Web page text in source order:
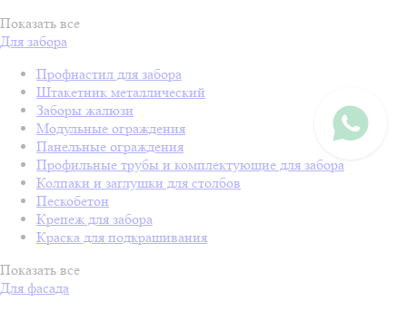
Показать все
Для забора
Профнастил для забора
Штакетник металлический
Заборы жалюзи
Модульные ограждения
Панельные ограждения
Профильные трубы и комплектующие для забора
Колпаки и заглушки для столбов
Пескобетон
Крепеж для забора
Краска для подкрашивания
Показать все
Для фасада